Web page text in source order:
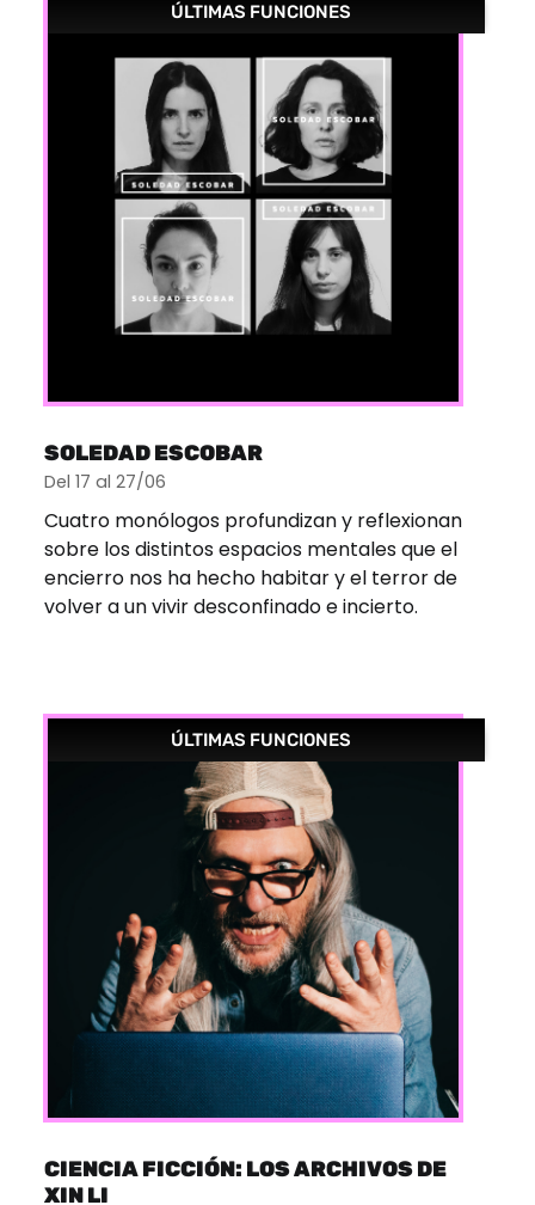
ÚLTIMAS FUNCIONES
SOLEDAD ESCOBAR
Del 17 al 27/06
Cuatro monólogos profundizan y reflexionan
sobre los distintos espacios mentales que el
encierro nos ha hecho habitar y el terror de
volver a un vivir desconfinado e incierto.
ÚLTIMAS FUNCIONES
CIENCIA FICCIÓN: LOS ARCHIVOS DE
XIN LI